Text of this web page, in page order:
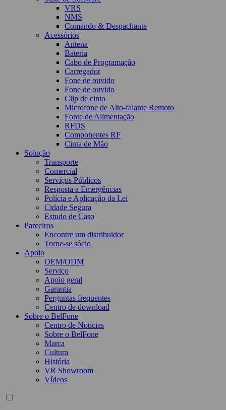
VRS
NMS
Comando & Despachante
Acessórios
Antena
Bateria
Cabo de Programação
Carregador
Fone de ouvido
Fone de ouvido
Clip de cinto
Microfone de Alto-falante Remoto
Fonte de Alimentação
RFDS
Componentes RF
Cinta de Mão
Solução
Transporte
Comercial
Serviços Públicos
Resposta a Emergências
Polícia e Aplicação da Lei
Cidade Segura
Estudo de Caso
Parceiros
Encontre um distribuidor
Torne-se sócio
Apoio
OEM/ODM
Serviço
Apoio geral
Garantia
Perguntas frequentes
Centro de download
Sobre o BelFone
Centro de Notícias
Sobre o BelFone
Marca
Cultura
História
VR Showroom
Vídeos